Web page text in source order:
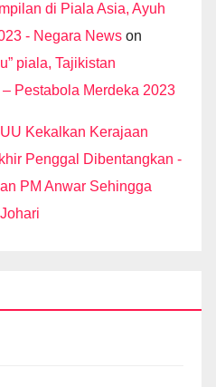
di Piala Asia, Ayuh
- Negara News on
piala, Tajikistan
Pestabola Merdeka 2023
Kekalkan Kerajaan
Penggal Dibentangkan -
PM Anwar Sehingga